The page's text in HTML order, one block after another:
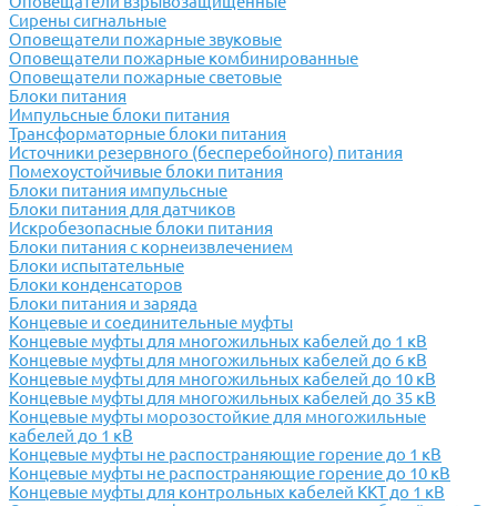
Сирены сигнальные
Оповещатели пожарные звуковые
Оповещатели пожарные комбинированные
Оповещатели пожарные световые
Блоки питания
Импульсные блоки питания
Трансформаторные блоки питания
Источники резервного (бесперебойного) питания
Помехоустойчивые блоки питания
Блоки питания импульсные
Блоки питания для датчиков
Искробезопасные блоки питания
Блоки питания с корнеизвлечением
Блоки испытательные
Блоки конденсаторов
Блоки питания и заряда
Концевые и соединительные муфты
Концевые муфты для многожильных кабелей до 1 кВ
Концевые муфты для многожильных кабелей до 6 кВ
Концевые муфты для многожильных кабелей до 10 кВ
Концевые муфты для многожильных кабелей до 35 кВ
Концевые муфты морозостойкие для многожильные
кабелей до 1 кВ
Концевые муфты не распостраняющие горение до 1 кВ
Концевые муфты не распостраняющие горение до 10 кВ
Концевые муфты для контрольных кабелей ККТ до 1 кВ